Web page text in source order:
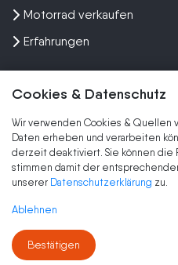
Cookies & Datenschutz
Wir verwenden Cookies & Quellen
Daten erheben und verarbeiten
derzeit deaktiviert. Sie können die
stimmen damit der
unserer Datenschutzerklärung zu.
Ablehnen
Bestätigen
Motorrad verkaufen
Erfahrungen
SEHR GUT
2.047
Kundenbewertungen
Authentizität
Kundenbewertungen und
Wir kaufen dein Motorrad
SEHR GUT
5,00
2.047
Blick aufs ProvenExpert-Profil